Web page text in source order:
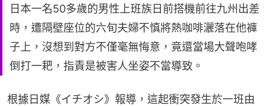
日本一名50多歲的男性上班族日前搭機前往九州出差
時，遭隔壁座位的六旬夫婦不慎將熱咖啡灑落在他褲
子上，沒想到對方不僅毫無悔意，竟還當場大聲咆哮
倒打一耙，指責是被害人坐姿不當導致。
根據日媒《イチオシ》報導，這起衝突發生於一班由